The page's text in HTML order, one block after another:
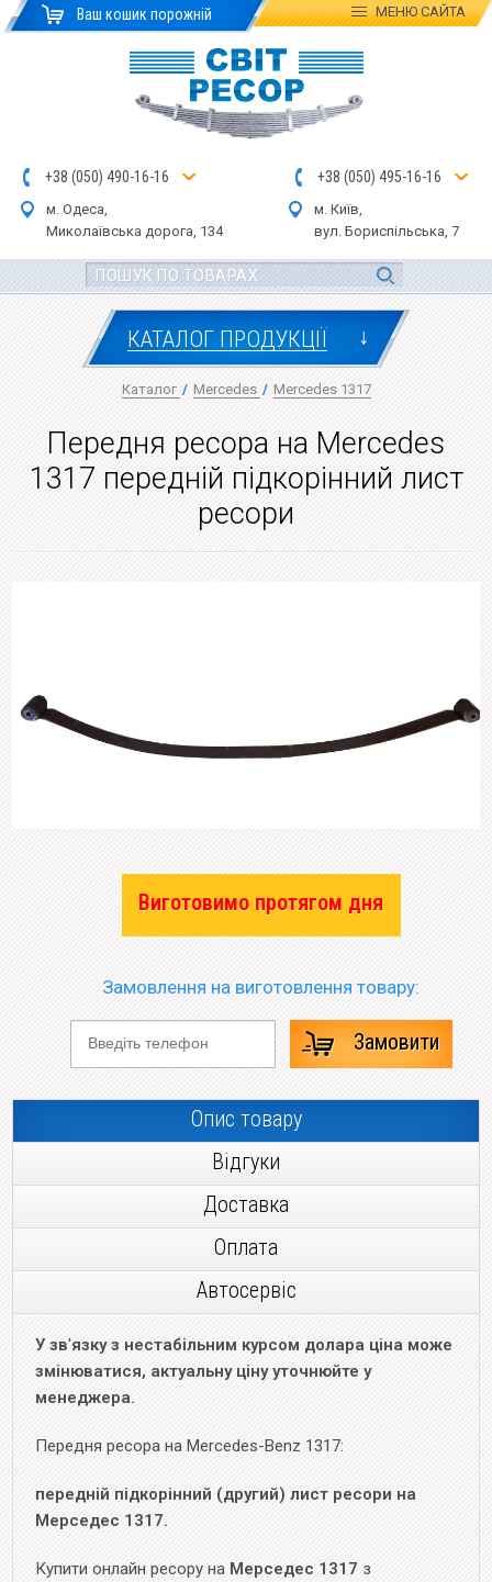
Ваш кошик порожній МЕНЮСАЙТА
+38 (050) 490-16-16
м. Одеса,
Миколаївська дорога, 134
+38 (050) 495-16-16
м. Київ,
вул. Бориспільська, 7
КАТАЛОГ ПРОДУКЦІЇ ↓
Каталог / Mercedes / Mercedes 1317
Передня ресора на Mercedes
1317 передній підкорінний лист
ресори
Виготовимо протягом дня
Замовлення на виготовлення товару:
Замовити
Опис товару
Відгуки
Доставка
Оплата
Автосервіс
У зв'язку з нестабільним курсом долара ціна може
змінюватися, актуальну ціну уточнюйте у
менеджера.
Передня ресора на Mercedes-Benz 1317:
передній підкорінний (другий) лист ресори на
Мерседес 1317.
Купити онлайн ресору на Мерседес 1317 з